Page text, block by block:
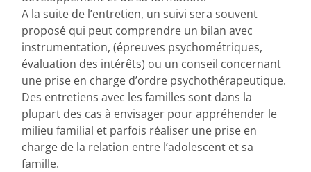
A la suite de l’entretien, un suivi sera souvent
proposé qui peut comprendre un bilan avec
instrumentation, (épreuves psychométriques,
évaluation des intérêts) ou un conseil concernant
une prise en charge d’ordre psychothérapeutique.
Des entretiens avec les familles sont dans la
plupart des cas à envisager pour appréhender le
milieu familial et parfois réaliser une prise en
charge de la relation entre l’adolescent et sa
famille.